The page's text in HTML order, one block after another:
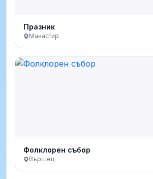
Празник
Манастир
Фолклорен събор
Вършец